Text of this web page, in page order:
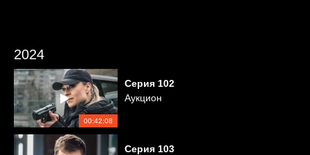
2024
00:42:08
Серия 102
Аукцион
Серия 103